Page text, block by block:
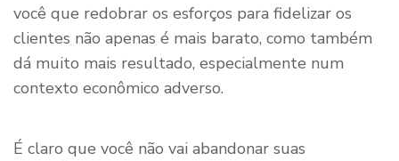
você que redobrar os esforços para fidelizar os
clientes não apenas é mais barato, como também
dá muito mais resultado, especialmente num
contexto econômico adverso.
É claro que você não vai abandonar suas